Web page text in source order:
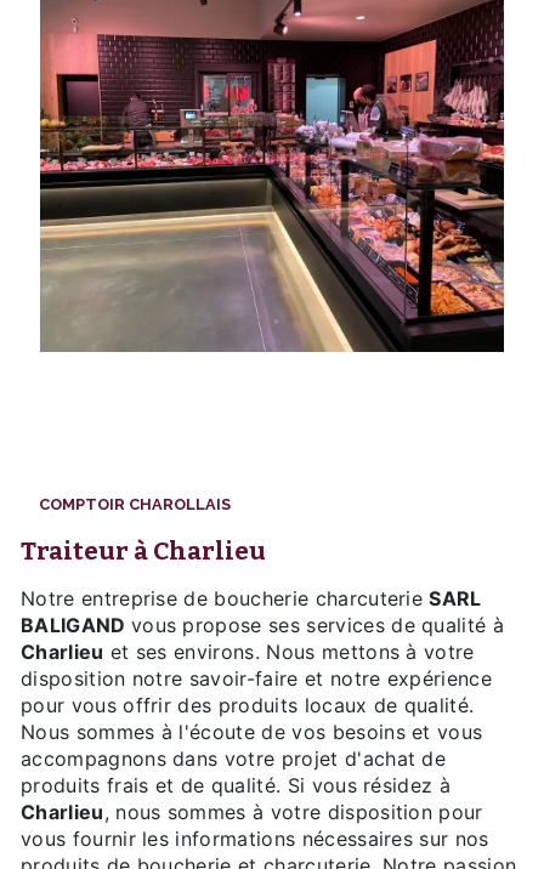
COMPTOIR CHAROLLAIS
traiteur à Charlieu
Notre entreprise de boucherie charcuterieSARL
BALIGAND vous propose ses services de qualité à
Charlieu et ses environs. Nous mettons à votre
disposition notre savoir-faire et notre expérience
pour vous offrir des produits locaux de qualité.
Nous sommes à l'écoute de vos besoins et vous
accompagnons dans votre projet d'achat de
produits frais et de qualité. Si vous résidez à
Charlieu, nous sommes à votre disposition pour
vous fournir les informations nécessaires sur nos